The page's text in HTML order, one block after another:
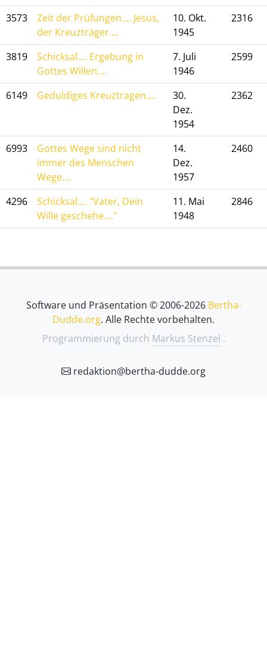
3573
Zeit der Prüfungen.... Jesus,
der Kreuzträger....
10. Okt.
1945
2316
3819
Schicksal.... Ergebung in
Gottes Willen....
7. Juli
1946
2599
6149 Geduldiges Kreuztragen....
30.
Dez.
1954
2362
6993
Gottes Wege sind nicht
immer des Menschen
Wege....
14.
Dez.
1957
2460
4296
Schicksal.... "Vater, Dein
Wille geschehe...."
11. Mai
1948
2846
Software und Präsentation © 2006-2026 Bertha-
Dudde.org. Alle Rechte vorbehalten.
Programmierung durch Markus Stenzel .
redaktion@bertha-dudde.org